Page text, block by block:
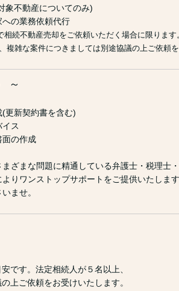
動産についてのみ)
業務依頼代行
続不動産売却をご依頼いただく場合に限ります
件につきましては別途協議の上ご依頼をお
～
更新契約書を含む)
ス
の作成
問題に精通している弁護士・税理士・
ストップサポートをご提供いたします
せ。
です。法定相続人が５名以上、
上ご依頼をお受けいたします。